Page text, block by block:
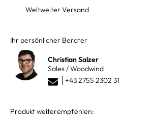
Weltweiter Versand
Ihr persönlicher Berater
Christian Salzer
Sales / Woodwind
+43 2755 2302 31
Produkt weiterempfehlen: